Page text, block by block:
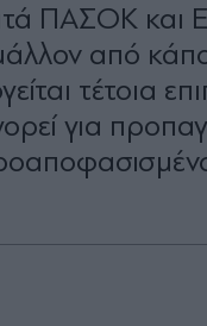
ΠΑΣΟΚ και
από
τέτοια
για